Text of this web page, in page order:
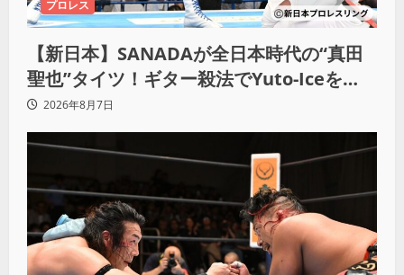
プロレス
【新日本】SANADAが全日本時代の“真田
聖也”タイツ！ギター殺法でYuto-Iceを
KO「俺と闘う時は考えろ。感じるな」
2026年8月7日